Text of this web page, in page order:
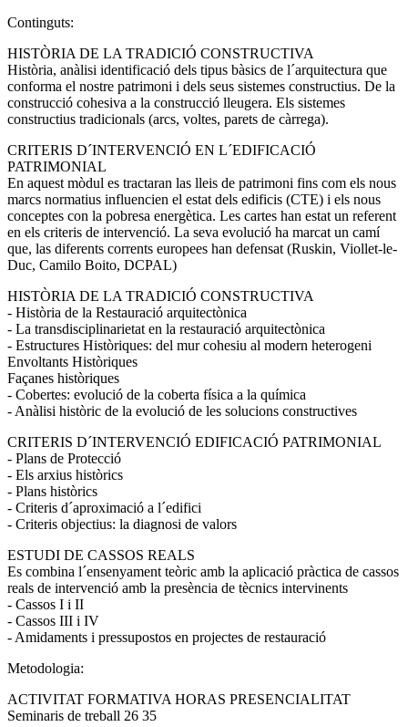
Continguts:
HISTÒRIA DE LA TRADICIÓ CONSTRUCTIVA
Història, anàlisi identificació dels tipus bàsics de l´arquitectura que
conforma el nostre patrimoni i dels seus sistemes constructius. De la
construcció cohesiva a la construcció lleugera. Els sistemes
constructius tradicionals (arcs, voltes, parets de càrrega).
CRITERIS D´INTERVENCIÓ EN L´EDIFICACIÓ
PATRIMONIAL
En aquest mòdul es tractaran las lleis de patrimoni fins com els nous
marcs normatius influencien el estat dels edificis (CTE) i els nous
conceptes con la pobresa energètica. Les cartes han estat un referent
en els criteris de intervenció. La seva evolució ha marcat un camí
que, las diferents corrents europees han defensat (Ruskin, Viollet-le-
Duc, Camilo Boito, DCPAL)
HISTÒRIA DE LA TRADICIÓ CONSTRUCTIVA
- Història de la Restauració arquitectònica
- La transdisciplinarietat en la restauració arquitectònica
- Estructures Històriques: del mur cohesiu al modern heterogeni
Envoltants Històriques
Façanes històriques
- Cobertes: evolució de la coberta física a la química
- Anàlisi històric de la evolució de les solucions constructives
CRITERIS D´INTERVENCIÓ EDIFICACIÓ PATRIMONIAL
- Plans de Protecció
- Els arxius històrics
- Plans històrics
- Criteris d´aproximació a l´edifici
- Criteris objectius: la diagnosi de valors
ESTUDI DE CASSOS REALS
Es combina l´ensenyament teòric amb la aplicació pràctica de cassos
reals de intervenció amb la presència de tècnics intervinents
- Cassos I i II
- Cassos III i IV
- Amidaments i pressupostos en projectes de restauració
Metodologia:
ACTIVITAT FORMATIVA HORAS PRESENCIALITAT
Seminaris de treball 26 35